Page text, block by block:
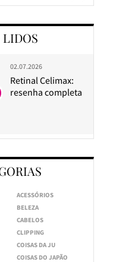
02.07.2026
Retinal Celimax:
resenha completa
ACESSÓRIOS
BELEZA
CABELOS
CLIPPING
COISAS DA JU
COISAS DO JAPÃO